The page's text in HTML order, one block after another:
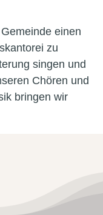
einen
zu
singen und
Chören und
bringen wir